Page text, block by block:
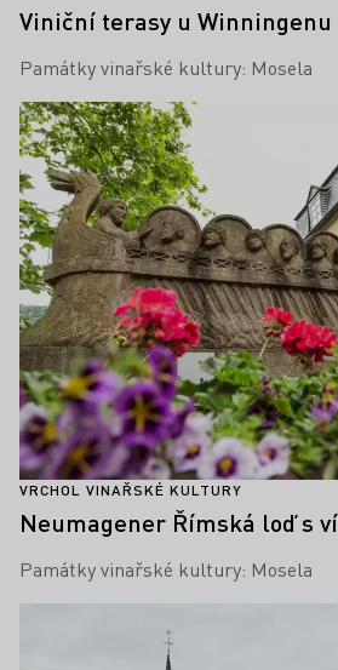
Viniční terasy u Winningenu
Památky vinařské kultury: Mosela
VRCHOL VINAŘSKÉ KULTURY
Neumagener Římská loď s
Památky vinařské kultury: Mosela
Zjistěte více